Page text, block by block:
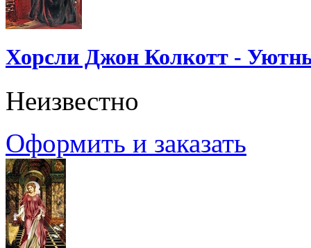
Хорсли Джон Колкотт -
Неизвестно
Оформить и заказать